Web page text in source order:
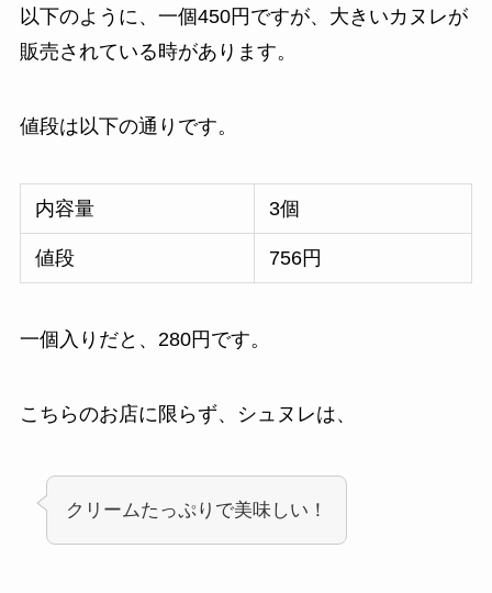
以下のように、一個450円ですが、大きいカヌレが
販売されている時があります。
値段は以下の通りです。
内容量 3個
値段 756円
一個入りだと、280円です。
こちらのお店に限らず、シュヌレは、
クリームたっぷりで美味しい！